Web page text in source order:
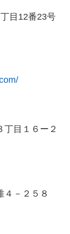
目12番23号
丁目１６ー２
４－２５８